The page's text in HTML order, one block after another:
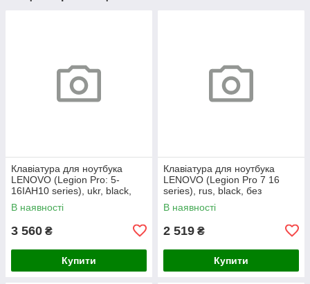
Клавіатура для ноутбука
LENOVO (Legion Pro: 5-
16IAH10 series), ukr, black,
без кадру, підсвічування
клавіш (RGB)
В наявності
3 560 ₴
Купити
Клавіатура для ноутбука
LENOVO (Legion Pro 7 16
series), rus, black, без
фрейма, підсвічування
клавіш (copilot)
В наявності
2 519 ₴
Купити